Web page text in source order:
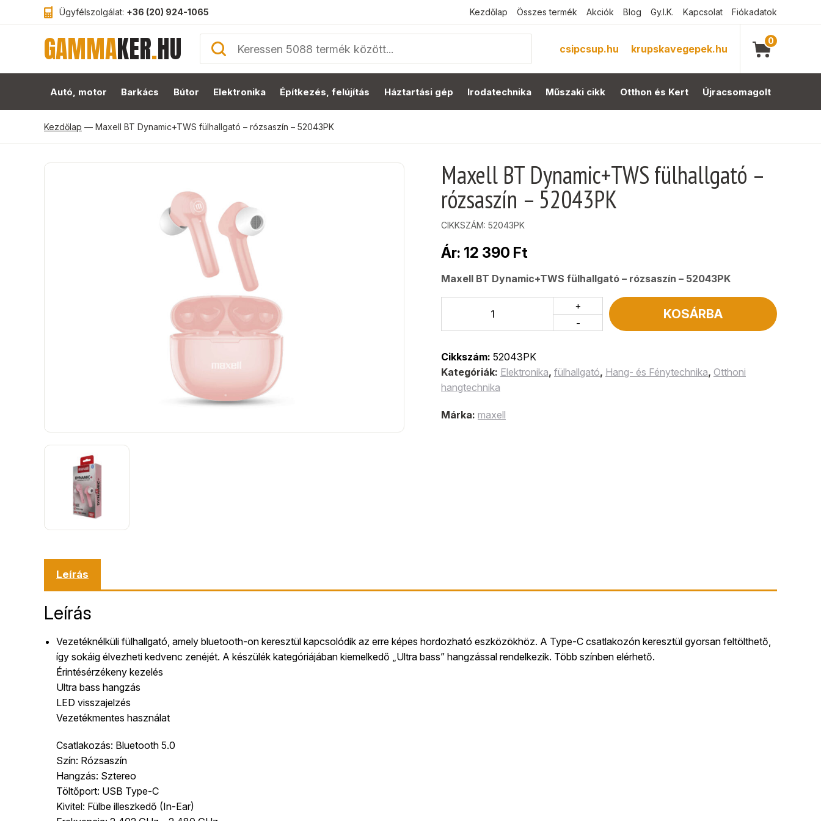
Ügyfélszolgálat: +36 (20) 924-1065 Kezdőlap Összes termék Akciók Blog Gy.I.K. Kapcsolat Fiókadatok
GAMMAKER.HU csipcsup.hu krupskavegepek.hu
0
Autó, motor Barkács Bútor Elektronika Építkezés, felújítás Háztartási gép Irodatechnika Műszaki cikk Otthon és Kert Újracsomagolt
Kezdőlap — Maxell BT Dynamic+TWS fülhallgató – rózsaszín – 52043PK
Maxell BT Dynamic+TWS fülhallgató –
rózsaszín – 52043PK
CIKKSZÁM: 52043PK
Ár: 12 390 Ft
Maxell BT Dynamic+TWS fülhallgató – rózsaszín – 52043PK
-
+
KOSÁRBA
Cikkszám: 52043PK
Kategóriák: Elektronika, fülhallgató, Hang- és Fénytechnika, Otthoni
hangtechnika
Márka: maxell
Leírás
Leírás
Vezetéknélküli fülhallgató, amely bluetooth-on keresztül kapcsolódik az erre képes hordozható eszközökhöz. A Type-C csatlakozón keresztül gyorsan feltölthető,
így sokáig élvezheti kedvenc zenéjét. A készülék kategóriájában kiemelkedő „Ultra bass” hangzással rendelkezik. Több színben elérhető.
Érintésérzékeny kezelés
Ultra bass hangzás
LED visszajelzés
Vezetékmentes használat
Csatlakozás: Bluetooth 5.0
Szín: Rózsaszín
Hangzás: Sztereo
Töltőport: USB Type-C
Kivitel: Fülbe illeszkedő (In-Ear)